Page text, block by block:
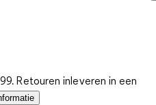
Retouren inleveren in een